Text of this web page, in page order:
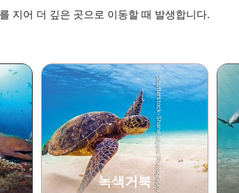
지어 더 깊은 곳으로 이동할 때 발생합니다.
Shutterstock-Shane Myers Photography
녹색거북